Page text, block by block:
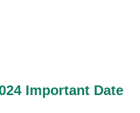
Important Date